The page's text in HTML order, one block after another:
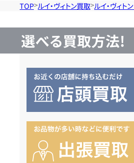
TOP ルイ・ヴィトン買取 ルイ・ヴィト
選べる買取方法!